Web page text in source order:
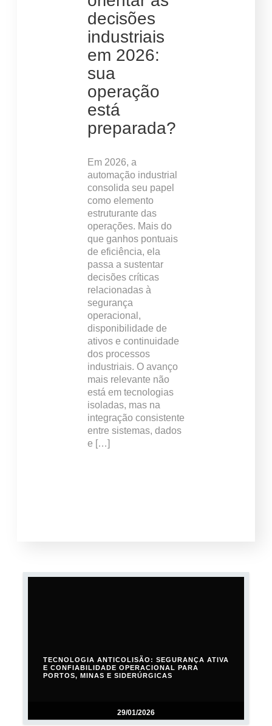
decisões
industriais
em 2026:
sua
operação
está
preparada?
Em 2026, a
automação industrial
consolida seu papel
como elemento
estruturante das
operações. Mais do
que ganhos pontuais
de eficiência, ela
passa a sustentar
decisões críticas
relacionadas à
segurança
operacional,
disponibilidade de
ativos e continuidade
dos processos
industriais. O avanço
mais relevante não
está em tecnologias
isoladas, mas na
integração consistente
entre sistemas, dados
e […]
29/01/2026
TECNOLOGIA ANTICOLISÃO: SEGURANÇA ATIVA
E CONFIABILIDADE OPERACIONAL PARA
PORTOS, MINAS E SIDERÚRGICAS